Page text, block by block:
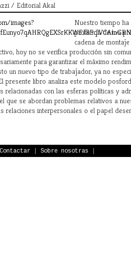
/ Editorial Akal
images?
Nuestro tiempo
profunda de los
cadena de
hoy no se verifica producción sin
para garantizar el máximo
un nuevo tipo de trabajador, ya no
presente libro analiza este modelo
relacionadas con las esferas políticas y
que se abordan problemas relativos a
relaciones interpersonales o el papel
Contactar Sobre nosotras